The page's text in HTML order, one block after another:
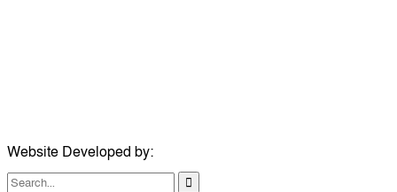
Website Developed by: